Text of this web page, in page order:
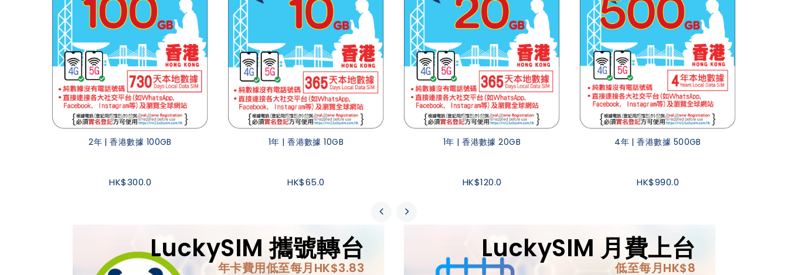
2年 | 香港數據 100GB
HK$300.0
1年 | 香港數據 10GB
HK$65.0
1年 | 香港數據 20GB
HK$120.0
4年 | 香港數據 500GB
HK$990.0
LuckySIM 攜號轉台
年卡費用低至每月HK$3.83
LuckySIM 月費上台
低至每月HK$8